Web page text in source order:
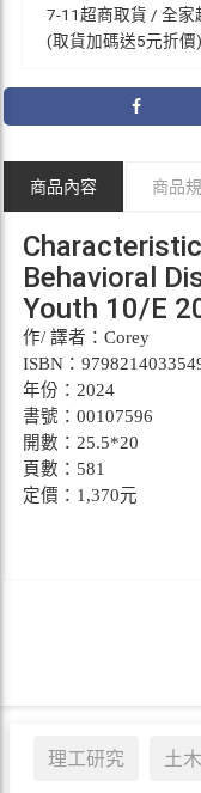
理工研究 土
7-11超商取貨 / 全家
(取貨加碼送5元折價)
商品內容 商品
Behavioral
Youth 10/E
作/ 譯者：Corey
ISBN：
年份：2024
書號：00107596
開數：25.5*20
頁數：581
定價：1,370元